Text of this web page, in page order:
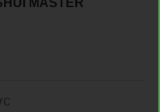
MASTER